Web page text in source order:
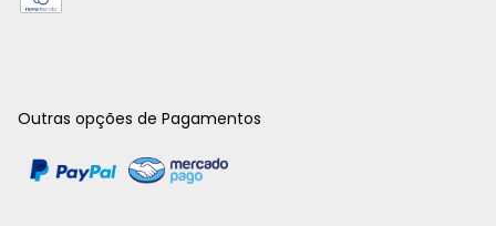
Outras opções de Pagamentos